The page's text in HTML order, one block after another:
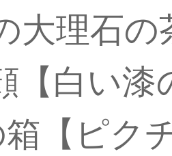
大理石
白い
【ピク